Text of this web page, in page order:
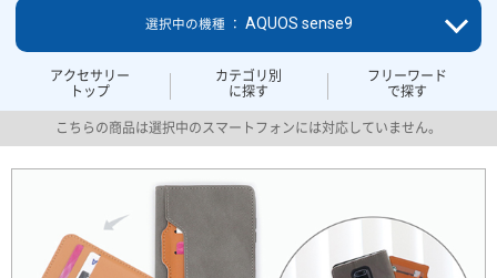
アクセサリー
トップ
カテゴリ別
に探す
フリーワード
で探す
選択中の機種 ： AQUOS sense9
こちらの商品は選択中のスマートフォンには対応していません。